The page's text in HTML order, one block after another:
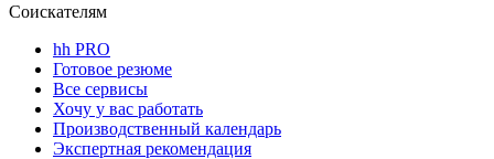
Соискателям
hh PRO
Готовое резюме
Все сервисы
Хочу у вас работать
Производственный календарь
Экспертная рекомендация